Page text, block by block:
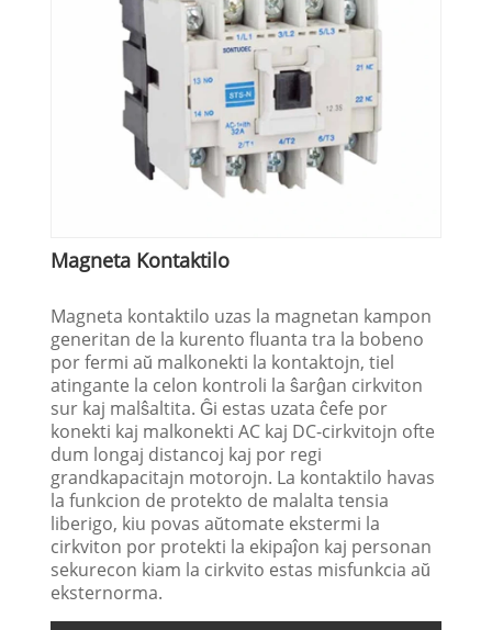
Magneta Kontaktilo
Magneta kontaktilo uzas la magnetan kampon
generitan de la kurento fluanta tra la bobeno
por fermi aŭ malkonekti la kontaktojn, tiel
atingante la celon kontroli la ŝarĝan cirkviton
sur kaj malŝaltita. Ĝi estas uzata ĉefe por
konekti kaj malkonekti AC kaj DC-cirkvitojn ofte
dum longaj distancoj kaj por regi
grandkapacitajn motorojn. La kontaktilo havas
la funkcion de protekto de malalta tensia
liberigo, kiu povas aŭtomate ekstermi la
cirkviton por protekti la ekipaĵon kaj personan
sekurecon kiam la cirkvito estas misfunkcia aŭ
eksternorma.